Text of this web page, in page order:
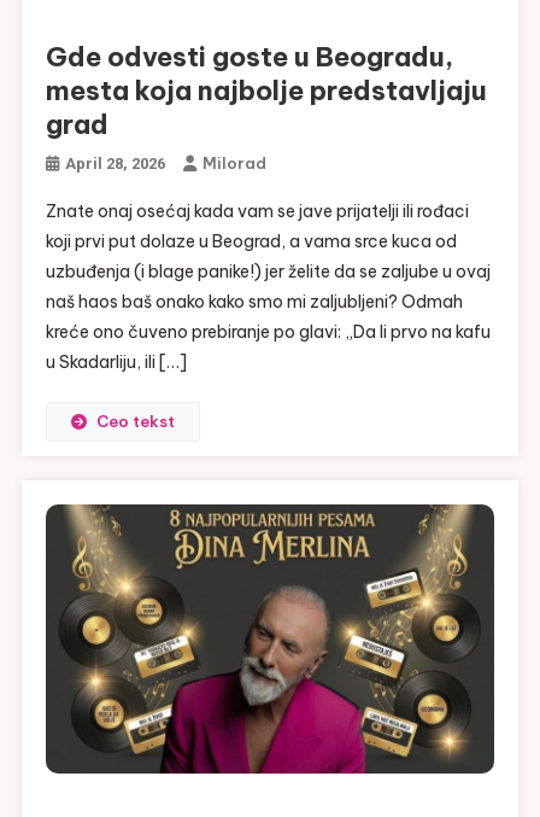
Gde odvesti goste u Beogradu,
mesta koja najbolje predstavljaju
grad
April 28, 2026 Milorad
Znate onaj osećaj kada vam se jave prijatelji ili rođaci
koji prvi put dolaze u Beograd, a vama srce kuca od
uzbuđenja (i blage panike!) jer želite da se zaljube u ovaj
naš haos baš onako kako smo mi zaljubljeni? Odmah
kreće ono čuveno prebiranje po glavi: „Da li prvo na kafu
u Skadarliju, ili […]
Ceo tekst